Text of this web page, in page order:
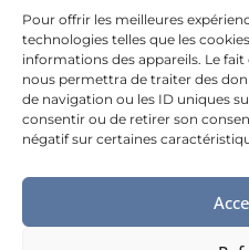
Pour offrir les meilleures
technologies telles que les
informations des appareils. Le
nous permettra de traiter des
de navigation ou les ID uniques
consentir ou de retirer son
négatif sur certaines
Réunion.
©MDA -